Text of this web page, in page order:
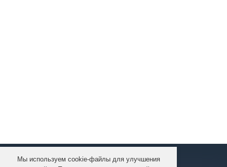
Мы используем cookie-файлы для улучшения
КОМПАНИЯ